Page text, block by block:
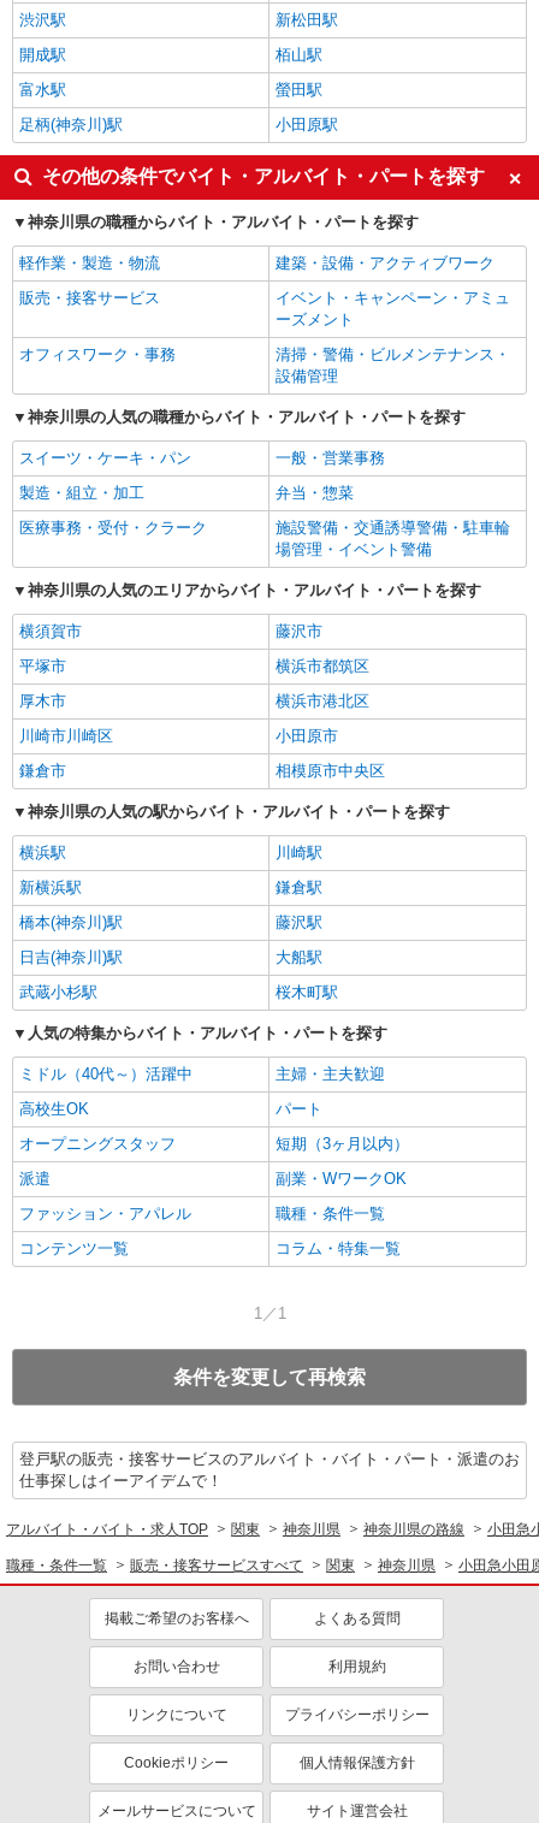
渋沢駅
新松田駅
開成駅
栢山駅
富水駅
螢田駅
足柄(神奈川)駅
小田原駅
その他の条件でバイト・アルバイト・パートを探す
神奈川県の職種からバイト・アルバイト・パートを探す
軽作業・製造・物流
建築・設備・アクティブワーク
販売・接客サービス
イベント・キャンペーン・アミュ
ーズメント
オフィスワーク・事務
清掃・警備・ビルメンテナンス・
設備管理
神奈川県の人気の職種からバイト・アルバイト・パートを探す
スイーツ・ケーキ・パン
一般・営業事務
製造・組立・加工
弁当・惣菜
医療事務・受付・クラーク
施設警備・交通誘導警備・駐車輪
場管理・イベント警備
神奈川県の人気のエリアからバイト・アルバイト・パートを探す
横須賀市
藤沢市
平塚市
横浜市都筑区
厚木市
横浜市港北区
川崎市川崎区
小田原市
鎌倉市
相模原市中央区
神奈川県の人気の駅からバイト・アルバイト・パートを探す
横浜駅
川崎駅
新横浜駅
鎌倉駅
橋本(神奈川)駅
藤沢駅
日吉(神奈川)駅
大船駅
武蔵小杉駅
桜木町駅
人気の特集からバイト・アルバイト・パートを探す
ミドル（40代～）活躍中
主婦・主夫歓迎
高校生OK
パート
オープニングスタッフ
短期（3ヶ月以内）
派遣
副業・WワークOK
ファッション・アパレル
職種・条件一覧
コンテンツ一覧
コラム・特集一覧
1／1
条件を変更して再検索
登戸駅の販売・接客サービスのアルバイト・バイト・パート・派遣のお
仕事探しはイーアイデムで！
アルバイト・バイト・求人TOP 関東 神奈川県 神奈川県の路線 小田急
職種・条件一覧 販売・接客サービスすべて 関東 神奈川県 小田急小田
掲載ご希望のお客様へ よくある質問
お問い合わせ 利用規約
リンクについて プライバシーポリシー
Cookieポリシー 個人情報保護方針
メールサービスについて サイト運営会社